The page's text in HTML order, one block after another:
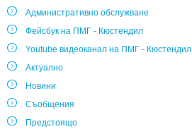
Административно обслужване
Фейсбук на ПМГ - Кюстендил
Youtube видеоканал на ПМГ - Кюстендил
Актуално
Новини
Съобщения
Предстоящо